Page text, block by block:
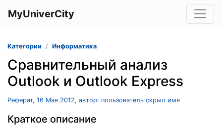
MyUniverCity
Категории Информатика
Сравнительный анализ
Outlook и Outlook Express
Реферат, 16 Мая 2012, автор: пользователь скрыл имя
Краткое описание